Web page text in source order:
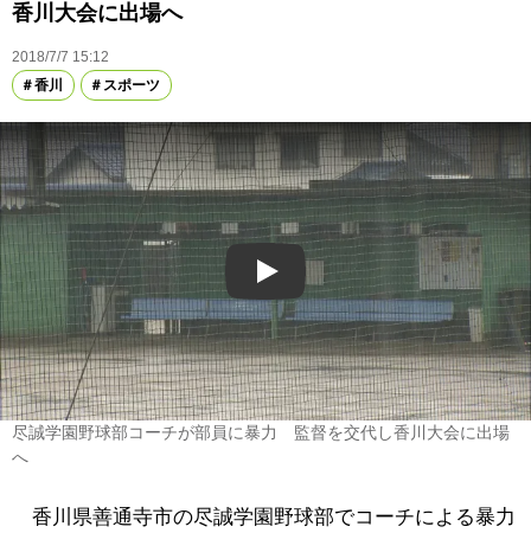
香川大会に出場へ
2018/7/7 15:12
香川
スポーツ
Play
尽誠学園野球部コーチが部員に暴力 監督を交代し香川大会に出場
へ
香川県善通寺市の尽誠学園野球部でコーチによる暴力